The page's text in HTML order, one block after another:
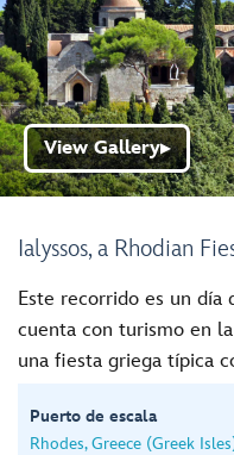
Ialyssos, a Rhodian
View Gallery▶
Este recorrido es un
cuenta con turismo en
una fiesta griega típica
Puerto de escala
Rhodes, Greece (Greek